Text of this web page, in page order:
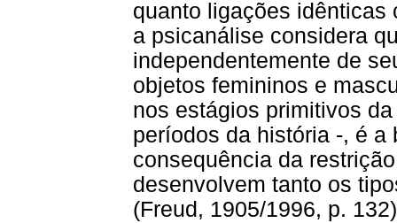
quanto ligações idênticas
a psicanálise considera
independentemente de
objetos femininos e
nos estágios primitivos
períodos da história -, é a
consequência da
desenvolvem tanto os
(Freud, 1905/1996, p. 132)